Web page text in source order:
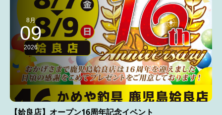
8月
09
2026
【姶良店】オープン16周年記念イベント